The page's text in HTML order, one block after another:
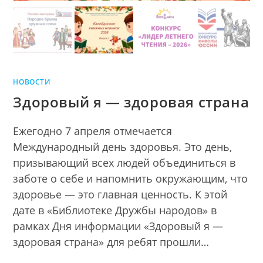
НОВОСТИ
Здоровый я — здоровая страна
Ежегодно 7 апреля отмечается
Международный день здоровья. Это день,
призывающий всех людей объединиться в
заботе о себе и напомнить окружающим, что
здоровье — это главная ценность. К этой
дате в «Библиотеке Дружбы народов» в
рамках Дня информации «Здоровый я —
здоровая страна» для ребят прошли…